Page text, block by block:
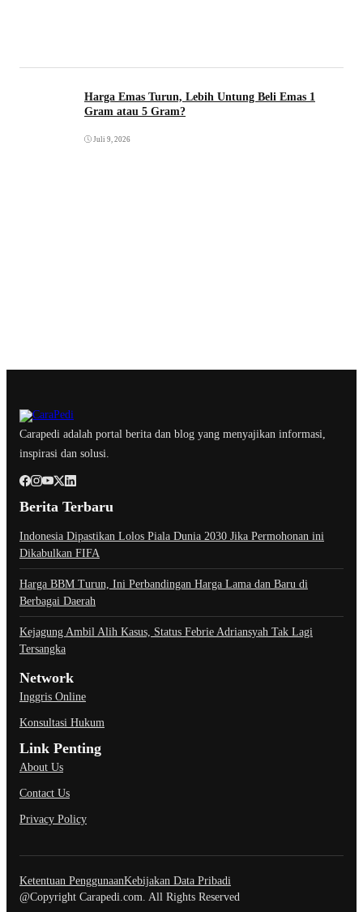
Harga Emas Turun, Lebih Untung Beli Emas 1
Gram atau 5 Gram?
Juli 9, 2026
Carapedi adalah portal berita dan blog yang menyajikan informasi,
inspirasi dan solusi.
Berita Terbaru
Indonesia Dipastikan Lolos Piala Dunia 2030 Jika Permohonan ini
Dikabulkan FIFA
Harga BBM Turun, Ini Perbandingan Harga Lama dan Baru di
Berbagai Daerah
Kejagung Ambil Alih Kasus, Status Febrie Adriansyah Tak Lagi
Tersangka
Network
Inggris Online
Konsultasi Hukum
Link Penting
About Us
Contact Us
Privacy Policy
Ketentuan PenggunaanKebijakan Data Pribadi
@Copyright Carapedi.com. All Rights Reserved